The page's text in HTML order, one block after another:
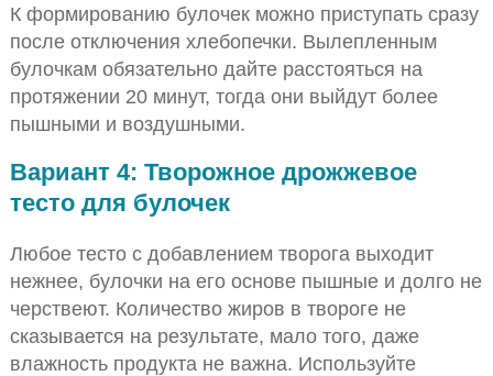
К формированию булочек можно приступать сразу
после отключения хлебопечки. Вылепленным
булочкам обязательно дайте расстояться на
протяжении 20 минут, тогда они выйдут более
пышными и воздушными.
Вариант 4: Творожное дрожжевое
тесто для булочек
Любое тесто с добавлением творога выходит
нежнее, булочки на его основе пышные и долго не
черствеют. Количество жиров в твороге не
сказывается на результате, мало того, даже
влажность продукта не важна. Используйте